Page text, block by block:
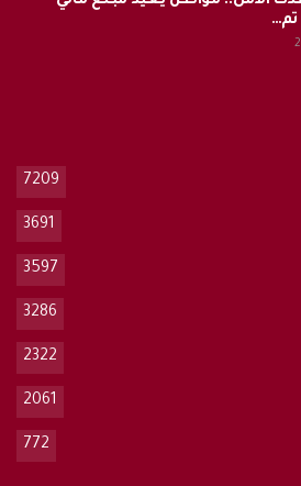
7209
3691
3597
3286
2322
2061
772